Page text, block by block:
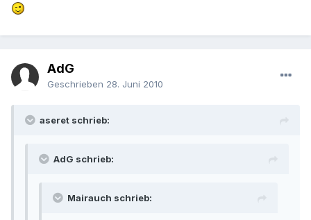
AdG
Geschrieben 28. Juni 2010
aseret schrieb:
AdG schrieb:
Mairauch schrieb: